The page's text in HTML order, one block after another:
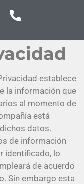
establece
la información que
al momento de
está
datos.
de información
identificado, lo
de acuerdo
Sin embargo esta